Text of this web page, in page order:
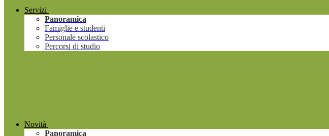
Servizi
Panoramica
Famiglie e studenti
Personale scolastico
Percorsi di studio
Novità
Panoramica